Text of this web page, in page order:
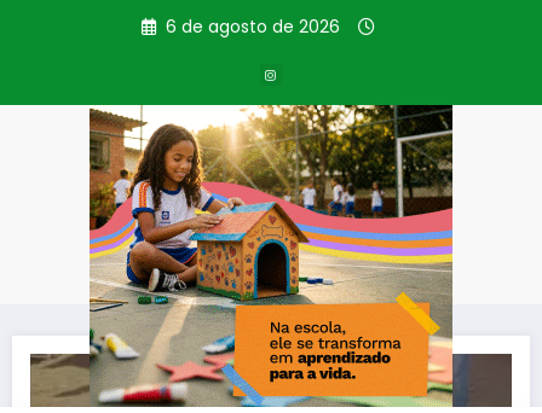
6 de agosto de 2026
Tag: pRISÕES
Página inicial pRISÕES